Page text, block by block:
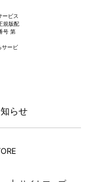
ービス
規版配
号 第
サービ
らせ